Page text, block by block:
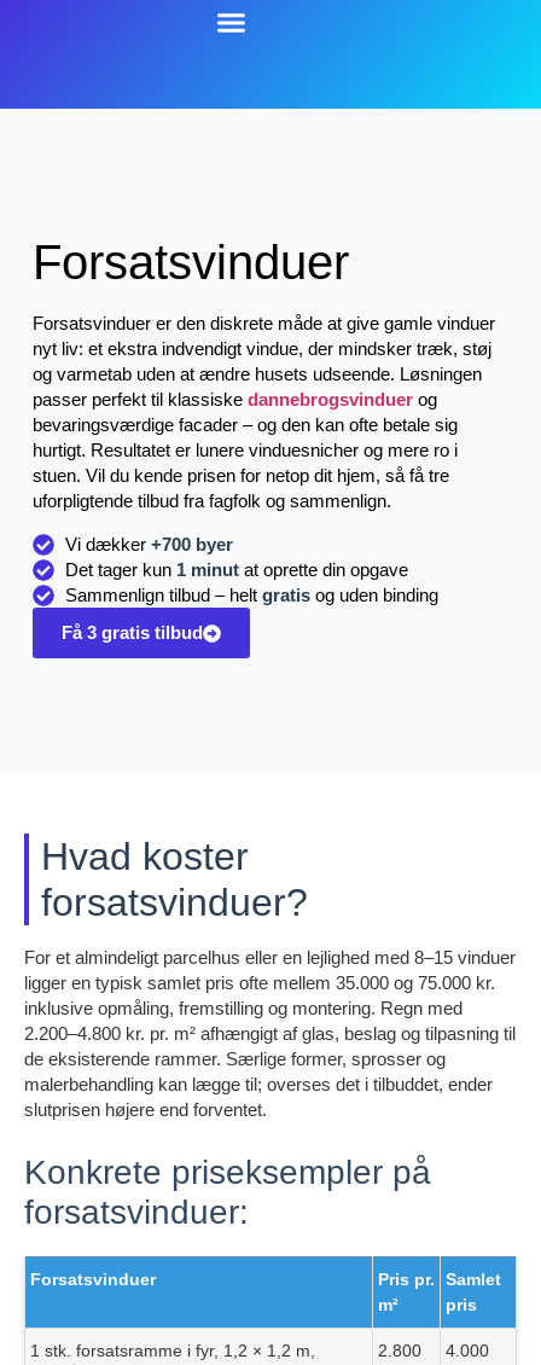
Forsatsvinduer
Forsatsvinduer er den diskrete måde at give gamle vinduer
nyt liv: et ekstra indvendigt vindue, der mindsker træk, støj
og varmetab uden at ændre husets udseende. Løsningen
passer perfekt til klassiske dannebrogsvinduerog
bevaringsværdige facader – og den kan ofte betale sig
hurtigt. Resultatet er lunere vinduesnicher og mere ro i
stuen. Vil du kende prisen for netop dit hjem, så få tre
uforpligtende tilbud fra fagfolk og sammenlign.
Vi dækker+700 byer
Det tager kun 1 minut at oprette din opgave
Sammenlign tilbud – heltgratis og uden binding
Få 3 gratis tilbud
Hvad koster
forsatsvinduer?
For et almindeligt parcelhus eller en lejlighed med 8–15 vinduer
ligger en typisk samlet pris ofte mellem 35.000 og 75.000 kr.
inklusive opmåling, fremstilling og montering. Regn med
2.200–4.800 kr. pr. m² afhængigt af glas, beslag og tilpasning til
de eksisterende rammer. Særlige former, sprosser og
malerbehandling kan lægge til; overses det i tilbuddet, ender
slutprisen højere end forventet.
Konkrete priseksempler på
forsatsvinduer:
Forsatsvinduer
Pris pr.
m²
Samlet
pris
1 stk. forsatsramme i fyr, 1,2 × 1,2 m,
2.800
4.000